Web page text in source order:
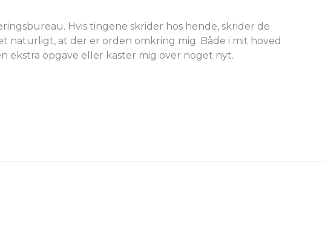
Hvis tingene skrider hos hende, skrider de
naturligt, at der er orden omkring mig. Både i mit hoved
ekstra opgave eller kaster mig over noget nyt.